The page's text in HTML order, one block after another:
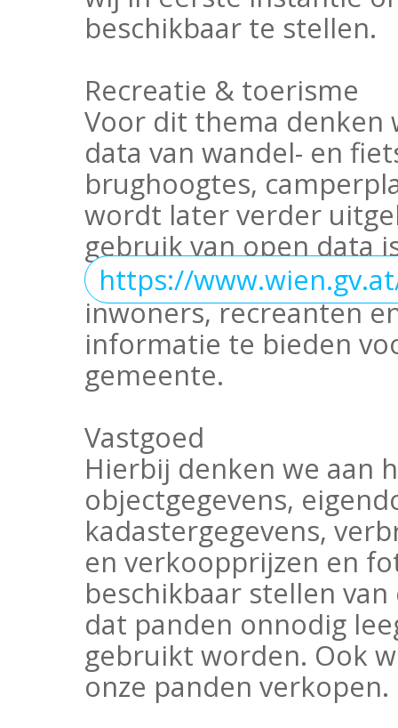
beschikbaar te stellen.
Recreatie & toerisme
Voor dit thema denken
data van wandel- en
brughoogtes,
wordt later verder
gebruik van open data
https://
inwoners, recreanten
informatie te bieden
gemeente.
Vastgoed
Hierbij denken we aan
objectgegevens,
kadastergegevens,
en verkoopprijzen en
beschikbaar stellen
dat panden onnodig
gebruikt worden. Ook
onze panden verkopen.